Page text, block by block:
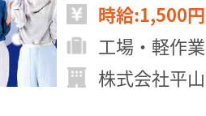
時給:1,500
工場・軽作業
株式会社平